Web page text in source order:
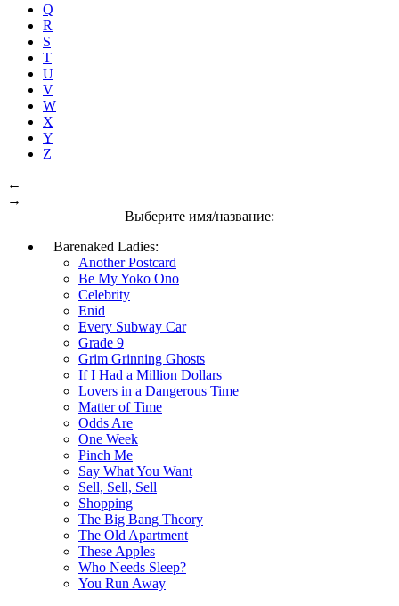
Q
R
S
T
U
V
W
X
Y
Z
←
→
Выберите имя/название:
Barenaked Ladies:
Another Postcard
Be My Yoko Ono
Celebrity
Enid
Every Subway Car
Grade 9
Grim Grinning Ghosts
If I Had a Million Dollars
Lovers in a Dangerous Time
Matter of Time
Odds Are
One Week
Pinch Me
Say What You Want
Sell, Sell, Sell
Shopping
The Big Bang Theory
The Old Apartment
These Apples
Who Needs Sleep?
You Run Away